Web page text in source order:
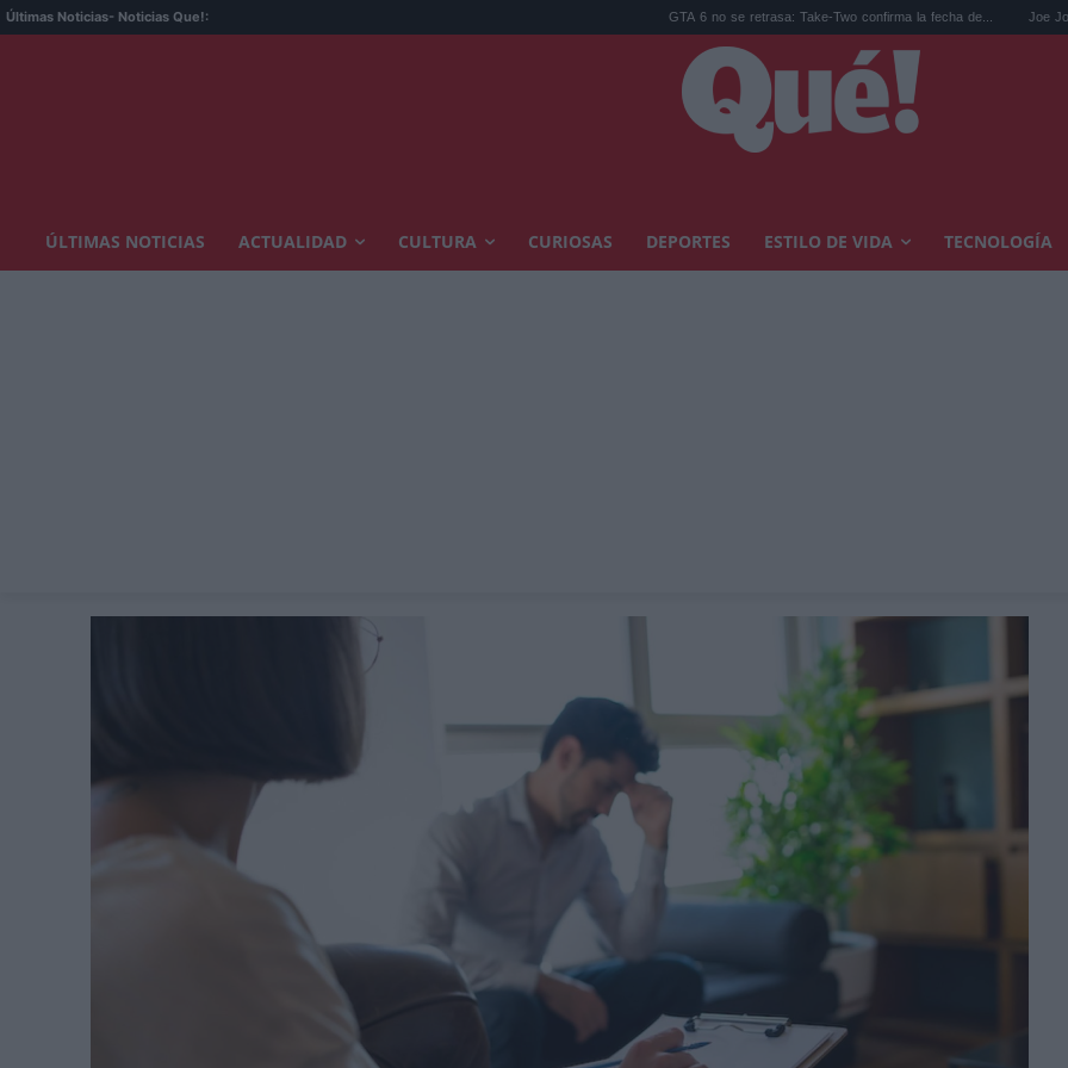
Últimas Noticias- Noticias Que!: GTA 6 no se retrasa: Take-Two confirma la fecha de... Joe Jonas alucina
ÚLTIMAS NOTICIAS ACTUALIDAD CULTURA CURIOSAS DEPORTES ESTILO DE VIDA TECNOLOGÍA